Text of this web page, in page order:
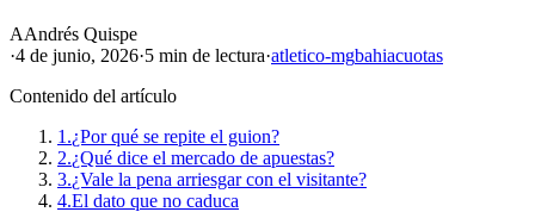
AAndrés Quispe
·4 de junio, 2026·5 min de lectura·atletico-mgbahiacuotas
Contenido del artículo
1.¿Por qué se repite el guion?
2.¿Qué dice el mercado de apuestas?
3.¿Vale la pena arriesgar con el visitante?
4.El dato que no caduca